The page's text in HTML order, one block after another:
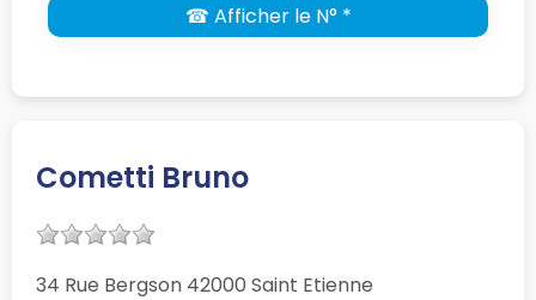
☎ Afficher le N° *
Cometti Bruno
34 Rue Bergson 42000 Saint Etienne